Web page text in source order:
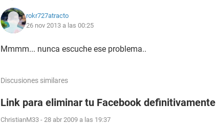
rokr727atracto
26 nov 2013 a las 00:25
Mmmm... nunca escuche ese problema..
Discusiones similares
Link para eliminar tu Facebook definitivamente
ChristianM33 - 28 abr 2009 a las 19:37